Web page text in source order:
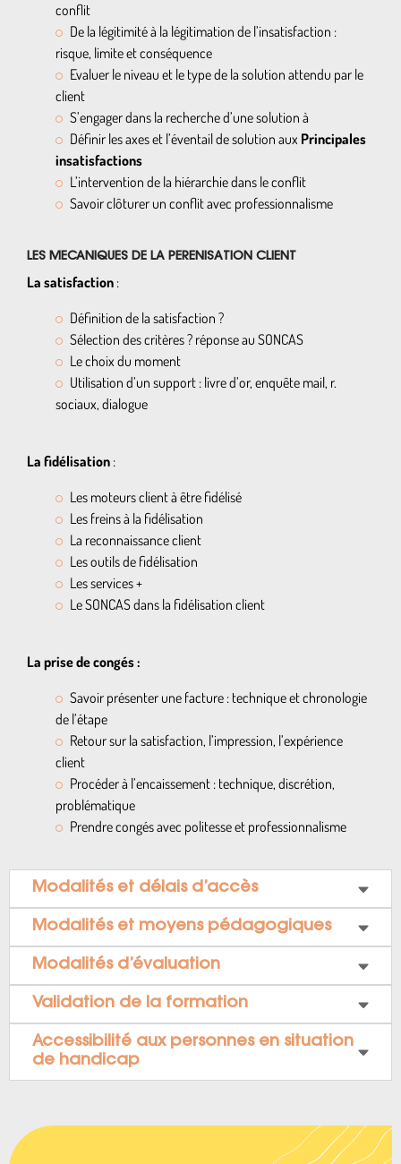
conflit
De la légitimité à la légitimation de l’insatisfaction :
risque, limite et conséquence
Evaluer le niveau et le type de la solution attendu par le
client
S’engager dans la recherche d’une solution à
Définir les axes et l’éventail de solution aux Principales
insatisfactions
L’intervention de la hiérarchie dans le conflit
Savoir clôturer un conflit avec professionnalisme
LES MECANIQUES DE LA PERENISATION CLIENT
La satisfaction :
Définition de la satisfaction ?
Sélection des critères ? réponse au SONCAS
Le choix du moment
Utilisation d’un support : livre d’or, enquête mail, r.
sociaux, dialogue
La fidélisation :
Les moteurs client à être fidélisé
Les freins à la fidélisation
La reconnaissance client
Les outils de fidélisation
Les services +
Le SONCAS dans la fidélisation client
La prise de congés :
Savoir présenter une facture : technique et chronologie
de l’étape
Retour sur la satisfaction, l’impression, l’expérience
client
Procéder à l’encaissement : technique, discrétion,
problématique
Prendre congés avec politesse et professionnalisme
Modalités et délais d’accès
Modalités et moyens pédagogiques
Modalités d’évaluation
Validation de la formation
Accessibilité aux personnes en situation
de handicap